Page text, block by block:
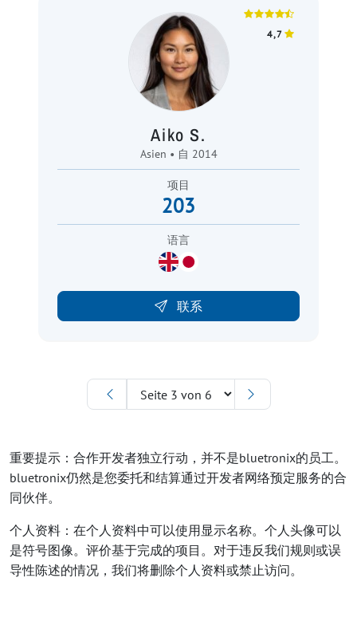
4,7
Aiko S.
Asien • 自 2014
项目
203
语言
联系
重要提示：合作开发者独立行动，并不是bluetronix的员工。
bluetronix仍然是您委托和结算通过开发者网络预定服务的合
同伙伴。
个人资料：在个人资料中可以使用显示名称。个人头像可以
是符号图像。评价基于完成的项目。对于违反我们规则或误
导性陈述的情况，我们将删除个人资料或禁止访问。